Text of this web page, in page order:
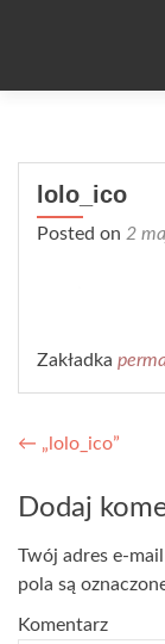
lolo_ico
Posted on 2
Zakładka
← „lolo_ico”
Dodaj
Twój adres e-
pola są
Komentarz